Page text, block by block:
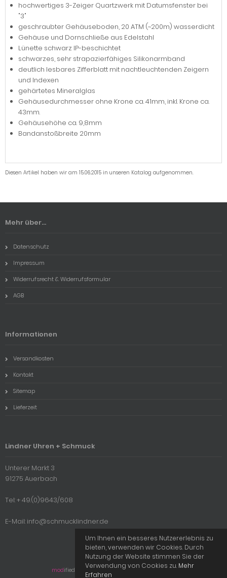
hochwertiges 3-Zeiger Quartzwerk mit Datumsfenster bei
"3"
geschraubter Gehäuseboden, 20 ATM (~200m) wasserdicht
Gehäuse und Dornschließe aus Edelstahl
Lünette schwarz IP-beschichtet
schwarzes, sehr strapazierfähiges Silikonarmband
deutlich lesbares Zifferblatt mit nachtleuchtenden Zeigern
und Indexen
gehärtetes Mineralglas
Gehäusedurchmesser ohne Krone ca. 41mm, inkl. Krone ca.
43mm.
Gehäusehöhe ca. 9,8mm
Bandanstoßbreite 20mm
Diesen Artikel haben wir am 15.06.2015 in unseren Katalog aufgenommen.
Mehr über...
Datenschutz
Impressum
Widerrufsrecht & Widerrufsformular
AGB
Informationen
Versandkosten
Kontakt
Sitemap
Lieferzeit
Lindner Uhren + Schmuck
Unterer Markt 3
91275 Auerbach
Tel: + 49.(0)9643/608
E-Mail: info@schmucklindner.de
modified eCommerce Shopsoftware © 2009-2026
Um Ihnen ein besseres Nutzererlebnis zu
bieten, verwenden wir Cookies. Durch
Nutzung der Website stimmen Sie der
Verwendung von Cookies zu. Mehr
Erfahren